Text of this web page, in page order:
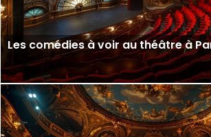
Les comédies à voir au théâtre à